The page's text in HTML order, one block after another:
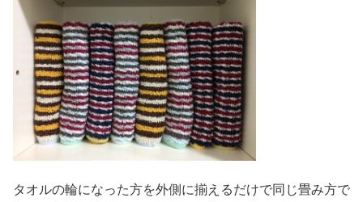
タオルの輪になった方を外側に揃えるだけで同じ畳み方で